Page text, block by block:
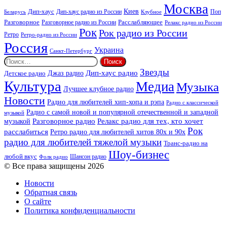
Беларусь Дип-хаус Дип-хаус радио из России Киев Клубное Москва Поп
Разговорное Разговорное радио из России Расслабляющее Релакс радио из России
Ретро Ретро-радио из России РокРок радио из России
Россия Санкт-Петербург Украина
Найти:
Детское радио Джаз радио Дип-хаус радио Звезды
Культура Лучшее клубное радио МедиаМузыка
Новости Радио для любителей хип-хопа и рэпа Радио с классической
музыкой Радио с самой новой и популярной отечественной и западной
музыкой Разговорное радио Релакс радио для тех, кто хочет
расслабиться Ретро радио для любителей хитов 80х и 90х Рок
радио для любителей тяжелой музыки Транс-радио на
любой вкус Фолк радио Шансон радио Шоу-бизнес
© Все права защищены 2026
Новости
Обратная связь
О сайте
Политика конфиденциальности